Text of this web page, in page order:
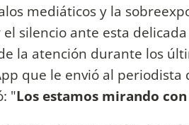
mediáticos y la
silencio ante esta
la atención durante los
que le envió al periodista
"Los estamos mirando